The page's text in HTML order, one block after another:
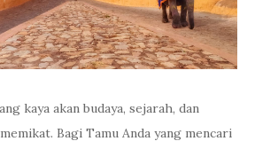
kaya akan budaya, sejarah, dan
Bagi Tamu Anda yang mencari